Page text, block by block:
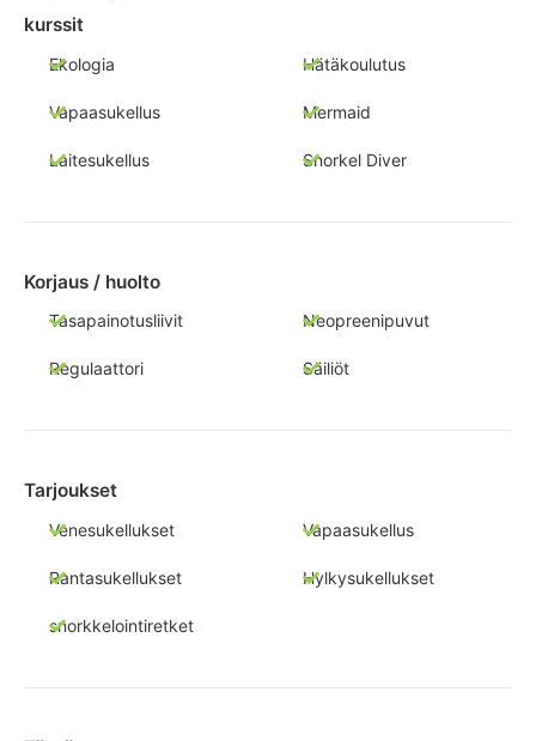
kurssit
Ekologia Hätäkoulutus
Vapaasukellus Mermaid
Laitesukellus Snorkel Diver
Korjaus / huolto
Tasapainotusliivit Neopreenipuvut
Regulaattori Säiliöt
Tarjoukset
Venesukellukset Vapaasukellus
Rantasukellukset Hylkysukellukset
snorkkelointiretket